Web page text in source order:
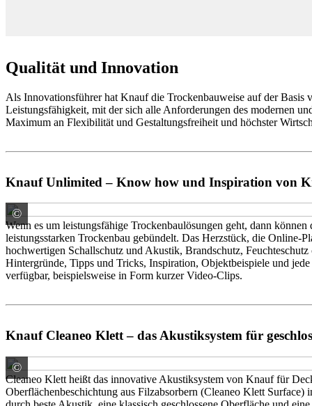
Qualität und Innovation
Als Innovationsführer hat Knauf die Trockenbauweise auf der Basis
Leistungsfähigkeit, mit der sich alle Anforderungen des modernen
Maximum an Flexibilität und Gestaltungsfreiheit und höchster
Knauf Unlimited – Know how und Inspiration von
©
Knauf Gips
Wenn es um leistungsfähige Trockenbaulösungen geht, dann
leistungsstarken Trockenbau gebündelt. Das Herzstück, die
hochwertigen Schallschutz und Akustik, Brandschutz,
Hintergründe, Tipps und Tricks, Inspiration, Objektbeispiele und
verfügbar, beispielsweise in Form kurzer Video-Clips.
Knauf Cleaneo Klett – das Akustiksystem für
©
Knauf Gips
Cleaneo Klett heißt das innovative Akustiksystem von Knauf für
Oberflächenbeschichtung aus Filzabsorbern (Cleaneo Klett